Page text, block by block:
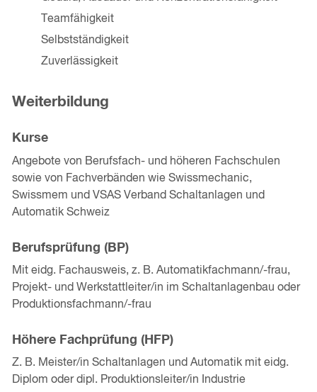
Teamfähigkeit
Selbstständigkeit
Zuverlässigkeit
Weiterbildung
Kurse
Angebote von Berufsfach- und höheren Fachschulen
sowie von Fachverbänden wie Swissmechanic,
Swissmem und VSAS Verband Schaltanlagen und
Automatik Schweiz
Berufsprüfung (BP)
Mit eidg. Fachausweis, z. B. Automatikfachmann/-frau,
Projekt- und Werkstattleiter/in im Schaltanlagenbau oder
Produktionsfachmann/-frau
Höhere Fachprüfung (HFP)
Z. B. Meister/in Schaltanlagen und Automatik mit eidg.
Diplom oder dipl. Produktionsleiter/in Industrie